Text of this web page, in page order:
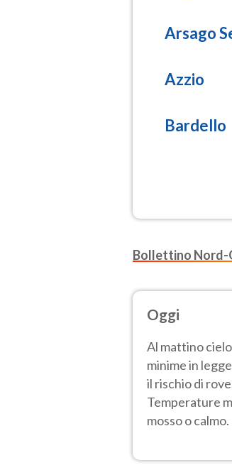
Arsago
Azzio
Bardello
Bollettino
Oggi
Al mattino
minime in
il rischio di
Temperature
mosso o calmo.